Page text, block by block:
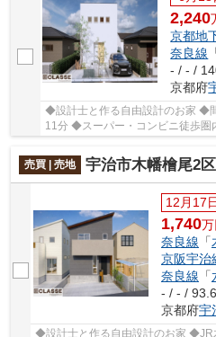
2,240
京都地
奈良線
- / - /
京都府
◆設計士と作る自由設計のお家 ◆
11分 ◆スーパー・コンビニ徒歩
売買 | 売地 宇治市木幡檜尾2区画B
12月17
1,740万
奈良線 「
京阪宇治
奈良線 「
- / - /
京都府宇
◆設計士と作る自由設計のお家 ◆JR